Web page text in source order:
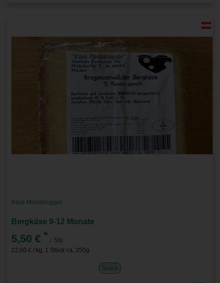
Käse Moosbrugger
Bergkäse 9-12 Monate
5,50 € * / Stk
22,00 € / kg, 1 Stück ca. 250g
Stück